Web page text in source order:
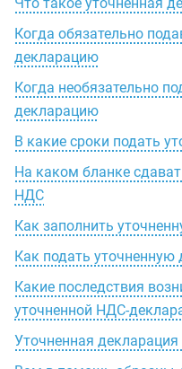
Когда обязательно
декларацию
Когда необязательно
декларацию
В какие сроки подать
На каком бланке
НДС
Как заполнить
Как подать
Какие последствия
уточненной НДС-
Уточненная